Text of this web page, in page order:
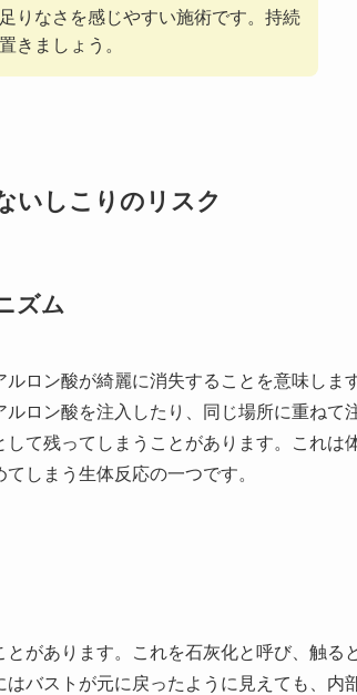
りなさを感じやすい施術です。持続
きましょう。
いしこりのリスク
ズム
ロン酸が綺麗に消失することを意味しま
ロン酸を注入したり、同じ場所に重ねて
て残ってしまうことがあります。これは
しまう生体反応の一つです。
があります。これを石灰化と呼び、触る
バストが元に戻ったように見えても、内